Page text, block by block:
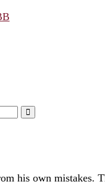
his own mistakes.